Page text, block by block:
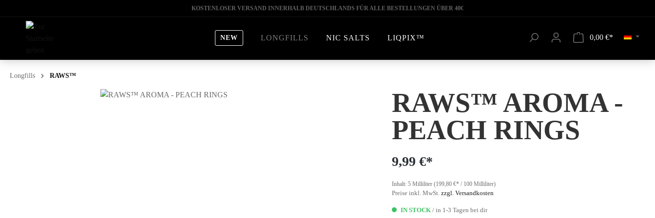
KOSTENLOSER VERSAND INNERHALB DEUTSCHLANDS FÜR ALLE BESTELLUNGEN ÜBER 40€
NEW LONGFILLS NIC SALTS LIQPIX™ 0,00 €*
Longfills RAWS™
RAWS™ AROMA -
PEACH RINGS
9,99 €*
Inhalt: 5 Milliliter (199,80 €* / 100 Milliliter)
Preise inkl. MwSt. zzgl. Versandkosten
IN STOCK / in 1-3 Tagen bei dir